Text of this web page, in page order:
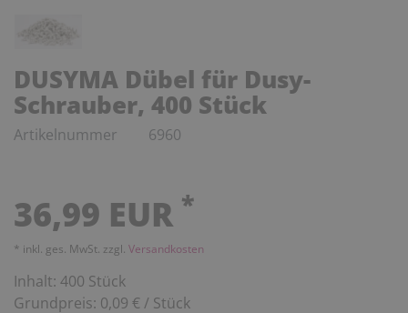
DUSYMA Dübel für Dusy-
Schrauber, 400 Stück
Artikelnummer 6960
36,99 EUR *
* inkl. ges. MwSt. zzgl. Versandkosten
Inhalt: 400 Stück
Grundpreis: 0,09 € / Stück